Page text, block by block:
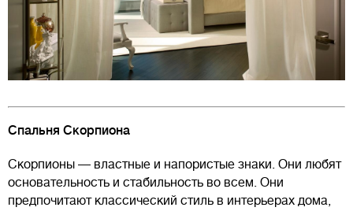
Спальня Скорпиона
Скорпионы — властные и напористые знаки. Они любят
основательность и стабильность во всем. Они
предпочитают классический стиль в интерьерах дома,